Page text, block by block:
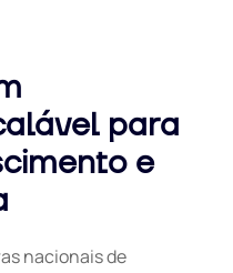
para
e
nacionais de